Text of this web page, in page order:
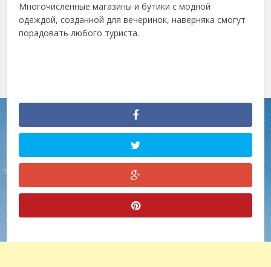
Многочисленные магазины и бутики с модной
одеждой, созданной для вечеринок, наверняка смогут
порадовать любого туриста.